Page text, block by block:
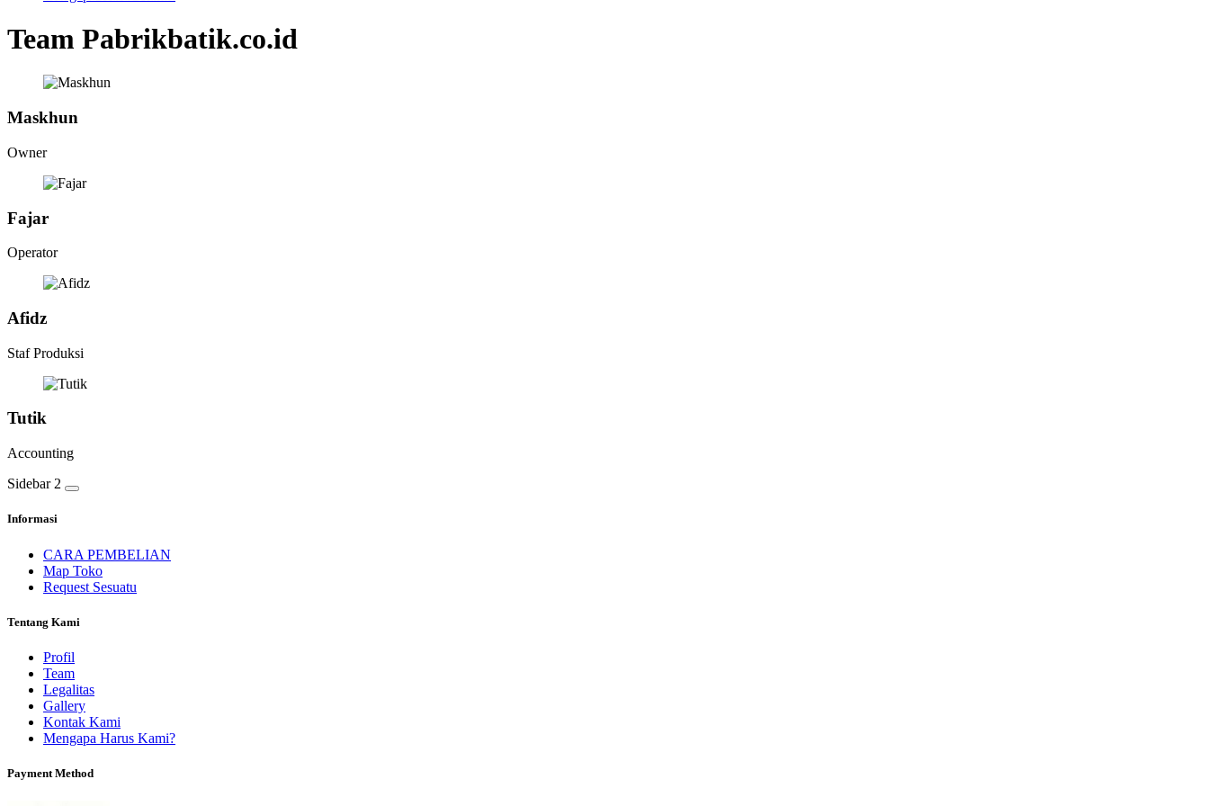
Team Pabrikbatik.co.id
Maskhun
Owner
Fajar
Operator
Afidz
Staf Produksi
Tutik
Accounting
Sidebar 2
Informasi
CARA PEMBELIAN
Map Toko
Request Sesuatu
Tentang Kami
Profil
Team
Legalitas
Gallery
Kontak Kami
Mengapa Harus Kami?
Payment Method